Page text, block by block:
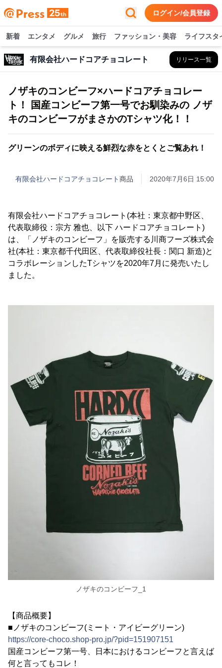
ログイン/会員登録
新着 エンタメ グルメ 旅行 ファッション・美容 ライフスタ
有限会社ハードコアチョコレート リリース一覧
ノザキのコンビーフ×ハードコアチョコレー
ト！ 国産コンビーフ第一号でお馴染みの ノザ
キのコンビーフがまさかのTシャツ化！！
グリーンのボディに映える鮮烈な赤をとくとご覧あれ！
有限会社ハードコアチョコレート商品 2020年7月6日 15:00
有限会社ハードコアチョコレート(本社：東京都中野区、
代表取締役：宗方 雅也、以下 ハードコアチョコレート)
は、「ノザキのコンビーフ」を販売する川商フーズ株式会
社(本社：東京都千代田区、代表取締役社長：関口 新造)と
コラボレーションしたTシャツを2020年7月に発売いたし
ました。
ノザキのコンビーフ_1
【商品概要】
■ノザキのコンビーフ(ミート・アイビーグリーン)
https://core-choco.shop-pro.jp/?pid=151907151
国産コンビーフ第一号、日本におけるコンビーフと言えば
何と言ってもコレ！